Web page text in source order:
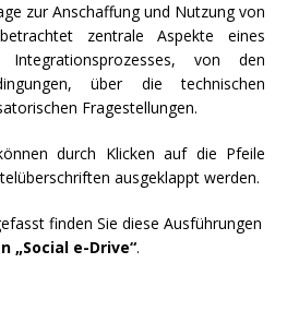
zur Anschaffung und Nutzung von
zentrale Aspekte eines
Integrationsprozesses, von den
über die technischen
Fragestellungen.
durch Klicken auf die Pfeile
ausgeklappt werden.
finden Sie diese Ausführungen
„Social e-Drive“.